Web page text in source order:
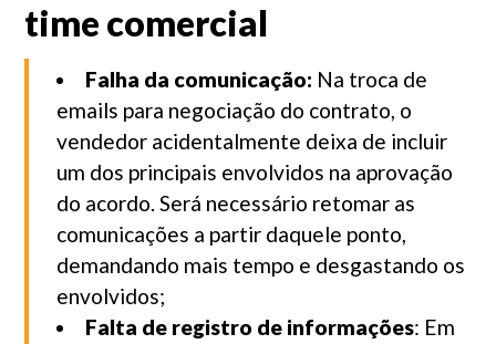
time comercial
Falha da comunicação: Na troca de
emails para negociação do contrato, o
vendedor acidentalmente deixa de incluir
um dos principais envolvidos na aprovação
do acordo. Será necessário retomar as
comunicações a partir daquele ponto,
demandando mais tempo e desgastando os
envolvidos;
Falta de registro de informações: Em